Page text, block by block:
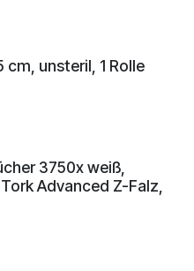
cm, unsteril, 1 Rolle
3750x weiß,
Advanced Z-Falz,